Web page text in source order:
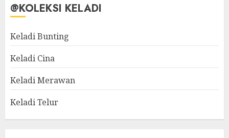
@KOLEKSI KELADI
Keladi Bunting
Keladi Cina
Keladi Merawan
Keladi Telur